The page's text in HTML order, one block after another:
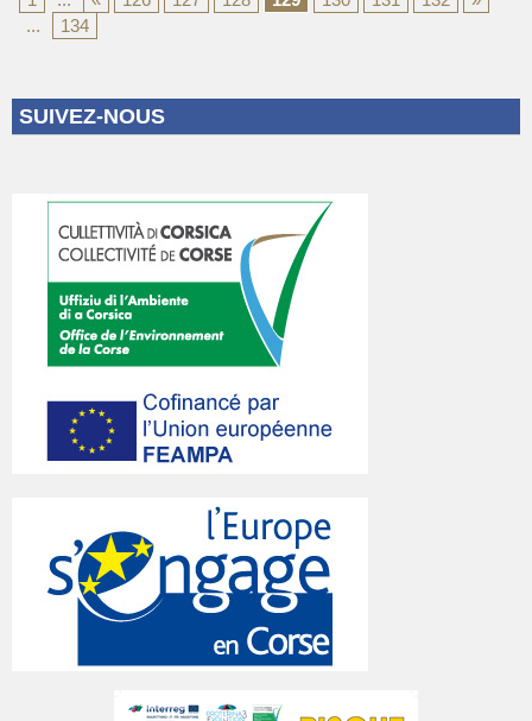
...
134
SUIVEZ-NOUS